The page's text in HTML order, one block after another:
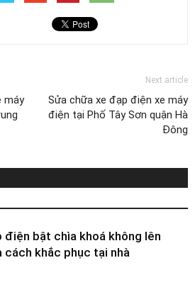
máy
Next article
Sửa chữa xe đạp điện xe máy
điện tại Phố Tây Sơn quận Hà
Đông
điện bật chìa khoá không lên
cách khắc phục tại nhà